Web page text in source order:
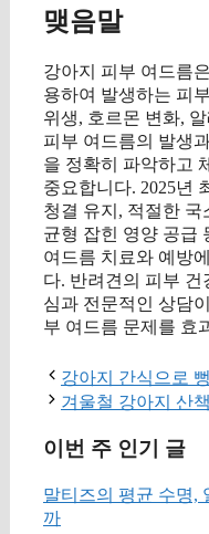
맺음말
강아지 피부 여드름
용하여 발생하는 피
위생, 호르몬 변화,
피부 여드름의 발생
을 정확히 파악하고
중요합니다. 2025년
청결 유지, 적절한
균형 잡힌 영양 공급
여드름 치료와 예방
다. 반려견의 피부
심과 전문적인 상담
부 여드름 문제를 효
강아지 간식으로
겨울철 강아지 산
이번 주 인기 글
말티즈의 평균 수명,
까